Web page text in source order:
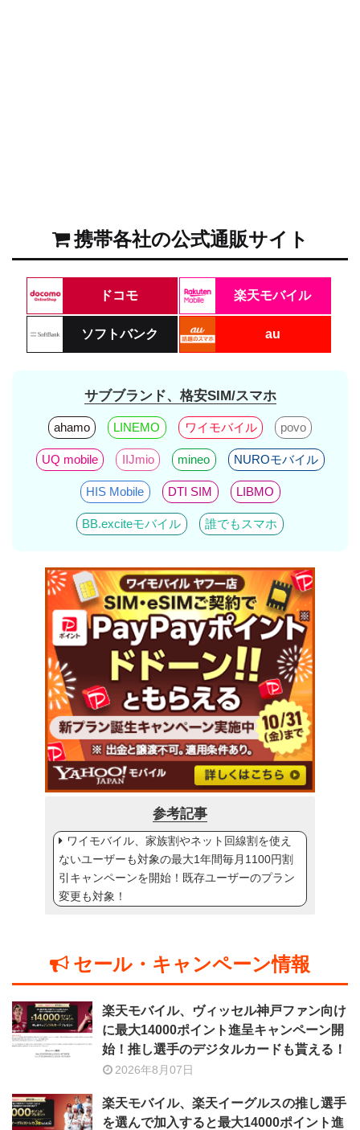
携帯各社の公式通販サイト
ドコモ 楽天モバイル
ソフトバンク au
サブブランド、格安SIM/スマホ
ahamo LINEMO ワイモバイル povo
UQ mobile IIJmio mineo NUROモバイル
HIS Mobile DTI SIM LIBMO
BB.exciteモバイル 誰でもスマホ
参考記事
ワイモバイル、家族割やネット回線割を使え
ないユーザーも対象の最大1年間毎月1100円割
引キャンペーンを開始！既存ユーザーのプラン
変更も対象！
セール・キャンペーン情報
楽天モバイル、ヴィッセル神戸ファン向け
に最大14000ポイント進呈キャンペーン開
始！推し選手のデジタルカードも貰える！
2026年8月07日
楽天モバイル、楽天イーグルスの推し選手
を選んで加入すると最大14000ポイント進